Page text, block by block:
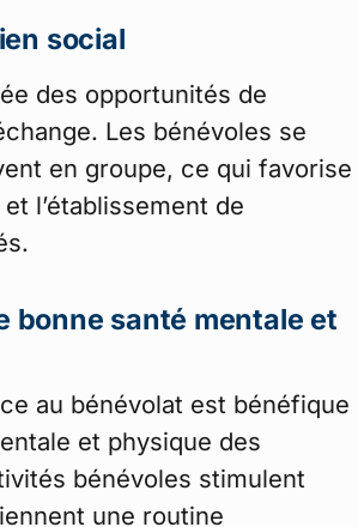
social
des opportunités de
Les bénévoles se
en groupe, ce qui favorise
l’établissement de
bonne santé mentale et
au bénévolat est bénéfique
et physique des
bénévoles stimulent
une routine